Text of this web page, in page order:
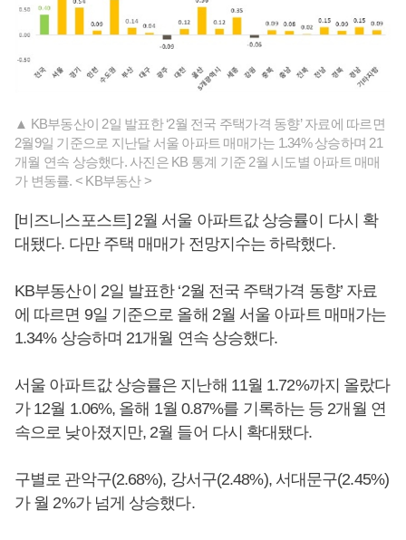
▲ KB부동산이 2일 발표한 ‘2월 전국 주택가격 동향’ 자료에 따르면
2월9일 기준으로 지난달 서울 아파트 매매가는 1.34% 상승하며 21
개월 연속 상승했다. 사진은 KB 통계 기준 2월 시도별 아파트 매매
가 변동률. < KB부동산 >
[비즈니스포스트] 2월 서울 아파트값 상승률이 다시 확
대됐다. 다만 주택 매매가 전망지수는 하락했다.
KB부동산이 2일 발표한 ‘2월 전국 주택가격 동향’ 자료
에 따르면 9일 기준으로 올해 2월 서울 아파트 매매가는
1.34% 상승하며 21개월 연속 상승했다.
서울 아파트값 상승률은 지난해 11월 1.72%까지 올랐다
가 12월 1.06%, 올해 1월 0.87%를 기록하는 등 2개월 연
속으로 낮아졌지만, 2월 들어 다시 확대됐다.
구별로 관악구(2.68%), 강서구(2.48%), 서대문구(2.45%)
가 월 2%가 넘게 상승했다.